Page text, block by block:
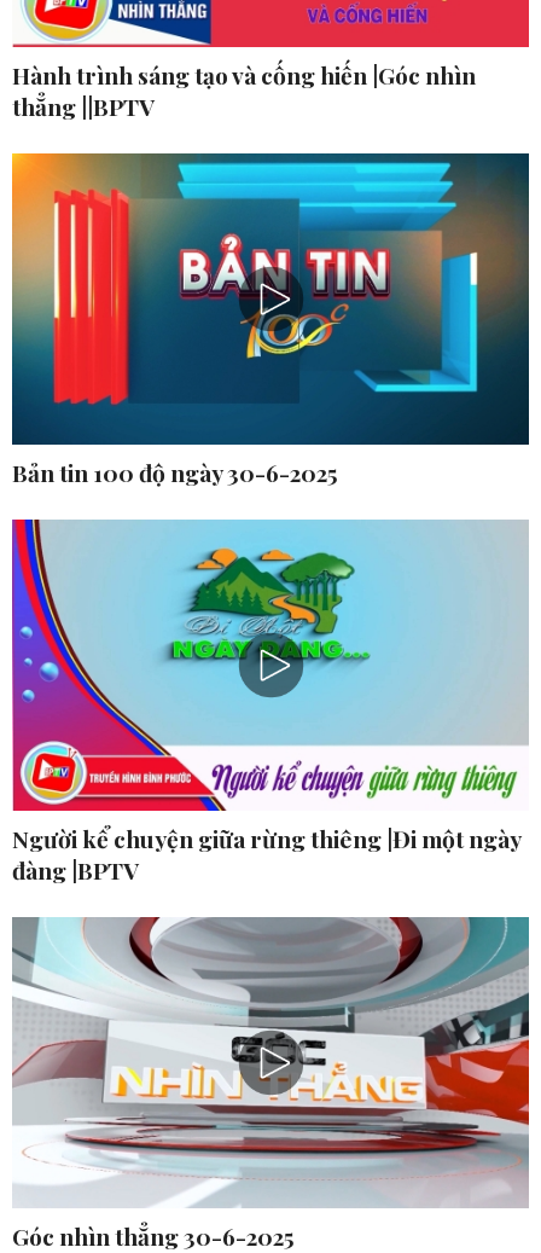
Hành trình sáng tạo và cống hiến |Góc nhìn
thẳng ||BPTV
Bản tin 100 độ ngày 30-6-2025
Người kể chuyện giữa rừng thiêng |Đi một ngày
đàng |BPTV
Góc nhìn thẳng 30-6-2025